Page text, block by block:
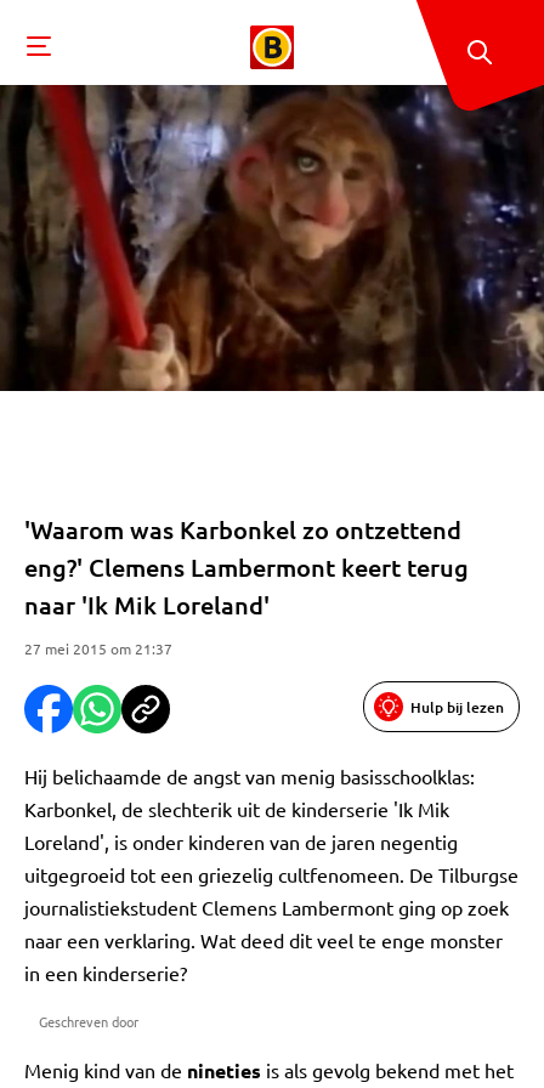
'Waarom was Karbonkel zo ontzettend
eng?' Clemens Lambermont keert terug
naar 'Ik Mik Loreland'
27 mei 2015 om 21:37
Hulp bij lezen
Hij belichaamde de angst van menig basisschoolklas:
Karbonkel, de slechterik uit de kinderserie 'Ik Mik
Loreland', is onder kinderen van de jaren negentig
uitgegroeid tot een griezelig cultfenomeen. De Tilburgse
journalistiekstudent Clemens Lambermont ging op zoek
naar een verklaring. Wat deed dit veel te enge monster
in een kinderserie?
Geschreven door
Menig kind van de nineties is als gevolg bekend met het